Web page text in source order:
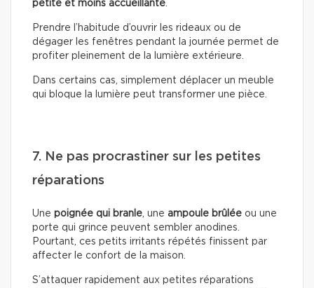
petite et moins accueillante.
Prendre l’habitude d’ouvrir les rideaux ou de
dégager les fenêtres pendant la journée permet de
profiter pleinement de la lumière extérieure.
Dans certains cas, simplement déplacer un meuble
qui bloque la lumière peut transformer une pièce.
7. Ne pas procrastiner sur les petites
réparations
Une poignée qui branle, une ampoule brûlée ou une
porte qui grince peuvent sembler anodines.
Pourtant, ces petits irritants répétés finissent par
affecter le confort de la maison.
S’attaquer rapidement aux petites réparations